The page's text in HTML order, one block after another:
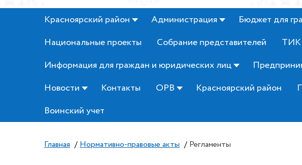
Красноярский район Администрация Бюджет для
Национальные проекты
Собрание представителей ТИК
Информация для граждан и юридических лиц
Новости
Контакты ОРВ Красноярский район
Воинский учет
Главная / Нормативно-правовые акты / Регламенты